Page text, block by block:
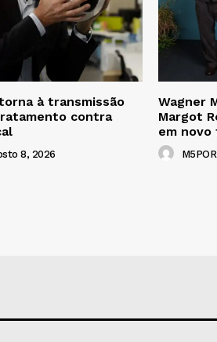
à transmissão
contra
8, 2026
Wagner
Margot
em